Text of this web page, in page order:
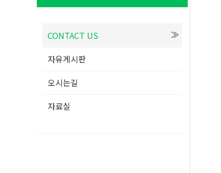
CONTACT US
자유게시판
오시는길
자료실